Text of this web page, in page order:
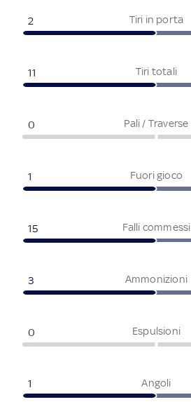
Tiri in porta
2
Tiri totali
11
Pali / Traverse
0
Fuori gioco
1
Falli commessi
15
Ammonizioni
3
Espulsioni
0
Angoli
1